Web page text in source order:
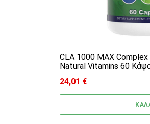
CLA 1000 MAX
Natural Vitamins 60
24,01 €